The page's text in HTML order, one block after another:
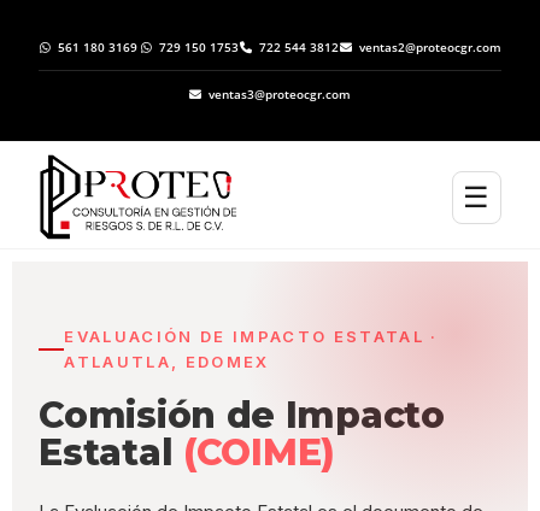
561 180 3169 729 150 1753 722 544 3812 ventas2@proteocgr.com
ventas3@proteocgr.com
☰
EVALUACIÓN DE IMPACTO ESTATAL ·
ATLAUTLA, EDOMEX
Comisión de Impacto
Estatal (COIME)